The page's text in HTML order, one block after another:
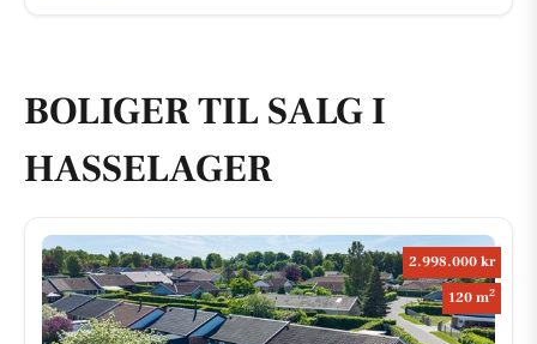
BOLIGER TIL SALG I
HASSELAGER
2.998.000 kr
120 m2